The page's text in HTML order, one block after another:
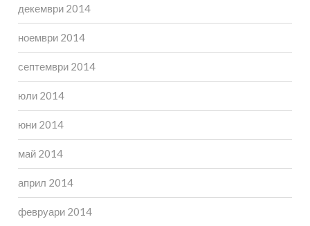
декември 2014
ноември 2014
септември 2014
юли 2014
юни 2014
май 2014
април 2014
февруари 2014